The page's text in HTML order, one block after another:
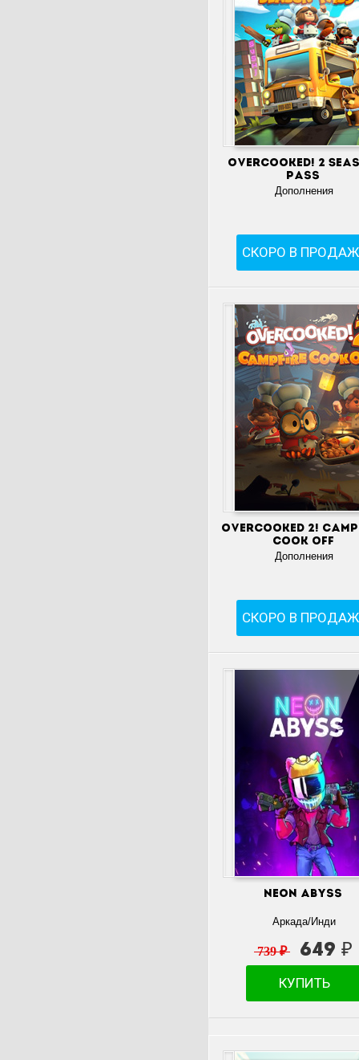
Overcooked! 2
Pass
Дополнения
СКОРО В
Overcooked 2!
Cook Off
Дополнения
СКОРО В
Neon Abyss
Аркада/Инди
739 ₽ 649 ₽
КУПИТЬ